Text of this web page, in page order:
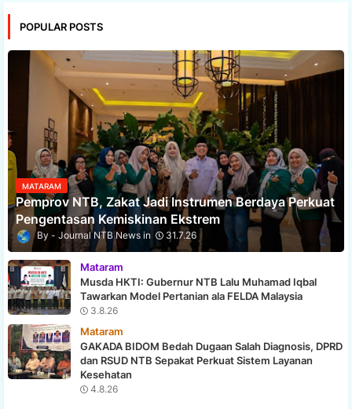
POPULAR POSTS
MATARAM
Pemprov NTB, Zakat Jadi Instrumen Berdaya Perkuat
Pengentasan Kemiskinan Ekstrem
Journal NTB News 31.7.26
Mataram
Musda HKTI: Gubernur NTB Lalu Muhamad Iqbal
Tawarkan Model Pertanian ala FELDA Malaysia
3.8.26
Mataram
GAKADA BIDOM Bedah Dugaan Salah Diagnosis, DPRD
dan RSUD NTB Sepakat Perkuat Sistem Layanan
Kesehatan
4.8.26